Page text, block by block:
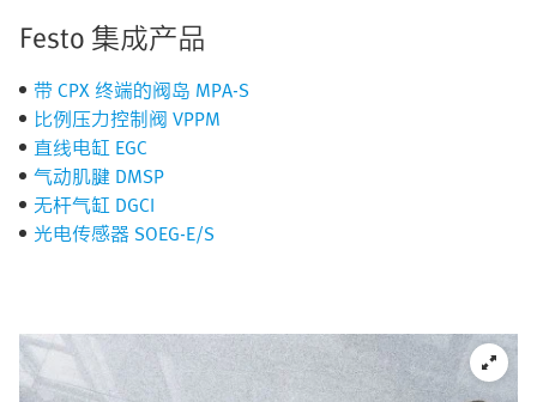
Festo 集成产品
带 CPX 终端的阀岛 MPA-S
比例压力控制阀 VPPM
直线电缸 EGC
气动肌腱 DMSP
无杆气缸 DGCI
光电传感器 SOEG-E/S